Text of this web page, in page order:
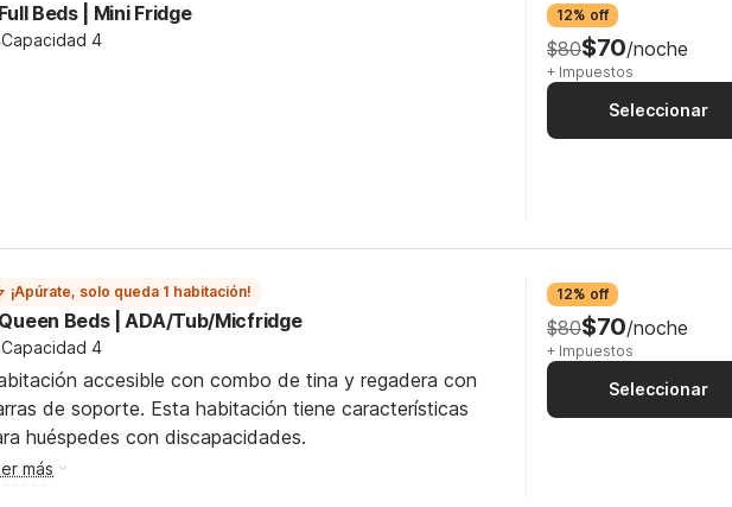
Beds | Mini Fridge
Capacidad 4
12% off
$80$70/noche
+ Impuestos
Seleccionar
¡Apúrate, solo queda 1 habitación!
Beds | ADA/Tub/Micfridge
Capacidad 4
accesible con combo de tina y regadera con
de soporte. Esta habitación tiene características
huéspedes con discapacidades.
más
12% off
$80$70/noche
+ Impuestos
Seleccionar